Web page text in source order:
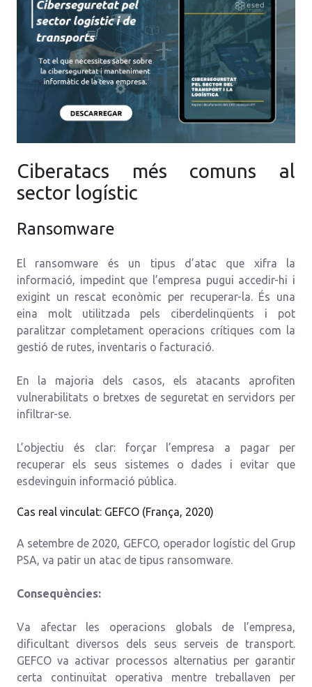
Ciberatacs més comuns al
sector logístic
Ransomware
El ransomware és un tipus d’atac que xifra la
informació, impedint que l’empresa pugui accedir-hi i
exigint un rescat econòmic per recuperar-la. És una
eina molt utilitzada pels ciberdelinqüents i pot
paralitzar completament operacions crítiques com la
gestió de rutes, inventaris o facturació.
En la majoria dels casos, els atacants aprofiten
vulnerabilitats o bretxes de seguretat en servidors per
infiltrar-se.
L’objectiu és clar: forçar l’empresa a pagar per
recuperar els seus sistemes o dades i evitar que
esdevinguin informació pública.
Cas real vinculat: GEFCO (França, 2020)
A setembre de 2020, GEFCO, operador logístic del Grup
PSA, va patir un atac de tipus ransomware.
Consequències:
Va afectar les operacions globals de l’empresa,
dificultant diversos dels seus serveis de transport.
GEFCO va activar processos alternatius per garantir
certa continuïtat operativa mentre treballaven per